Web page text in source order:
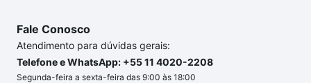
Fale Conosco
Atendimento para dúvidas gerais:
Telefone e WhatsApp: +55 11 4020-2208
Segunda-feira a sexta-feira das 9:00 às 18:00